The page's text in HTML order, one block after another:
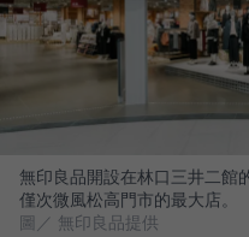
無印良品開設在林口三井二館
僅次微風松高門市的最大店。
圖／ 無印良品提供